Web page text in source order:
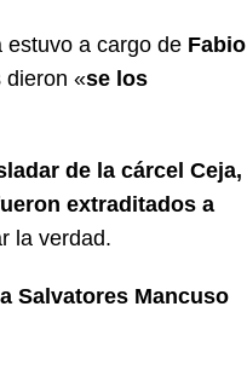
a cargo de Fabio
dieron «se los
de la cárcel Ceja,
extraditados a
la verdad.
Salvatores Mancuso